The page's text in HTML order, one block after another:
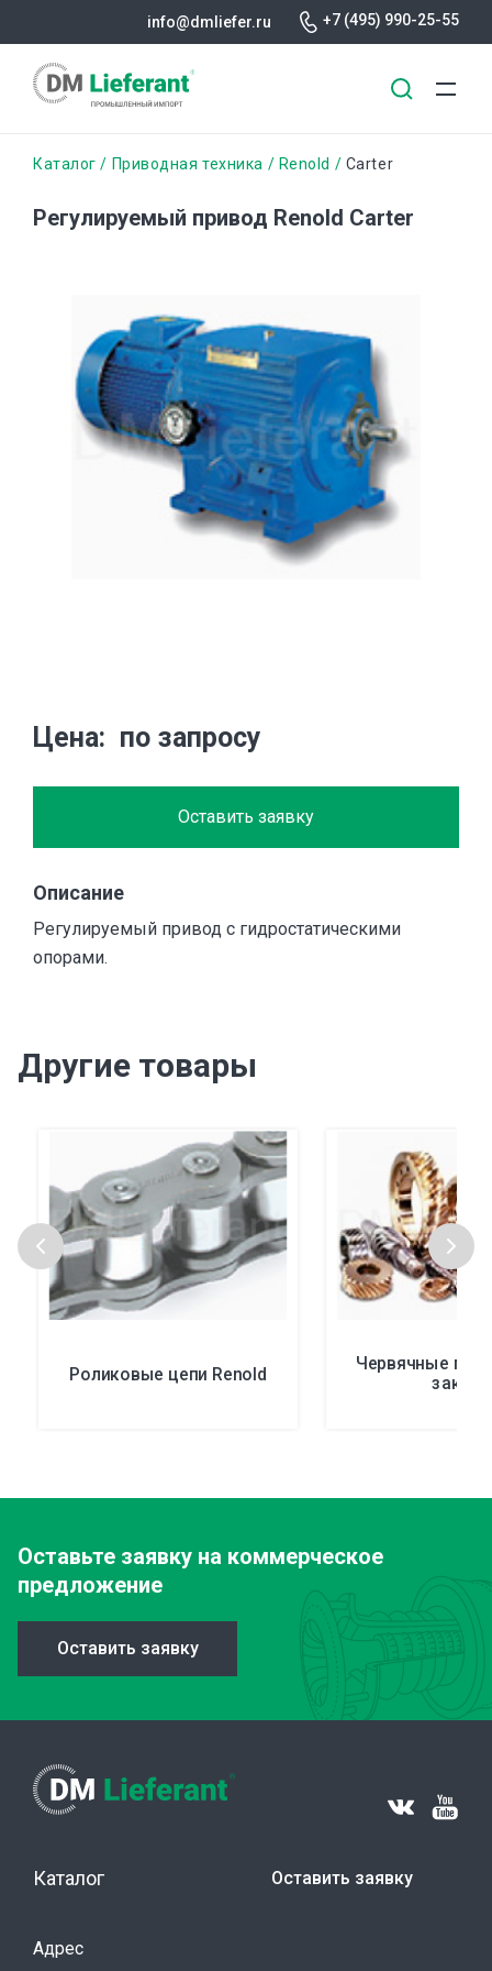
основному
содержанию
info@dmliefer.ru +7 (495) 990-25-55
Строка
навигации
Каталог Приводная техника Renold Carter
Регулируемый привод Renold Carter
Цена по запросу
Оставить заявку
Описание
Регулируемый привод с гидростатическими
опорами.
Другие товары
Роликовые цепи Renold Червячные
заказ
Оставьте заявку на коммерческое
предложение
Оставить заявку
Каталог Оставить заявку
Адрес